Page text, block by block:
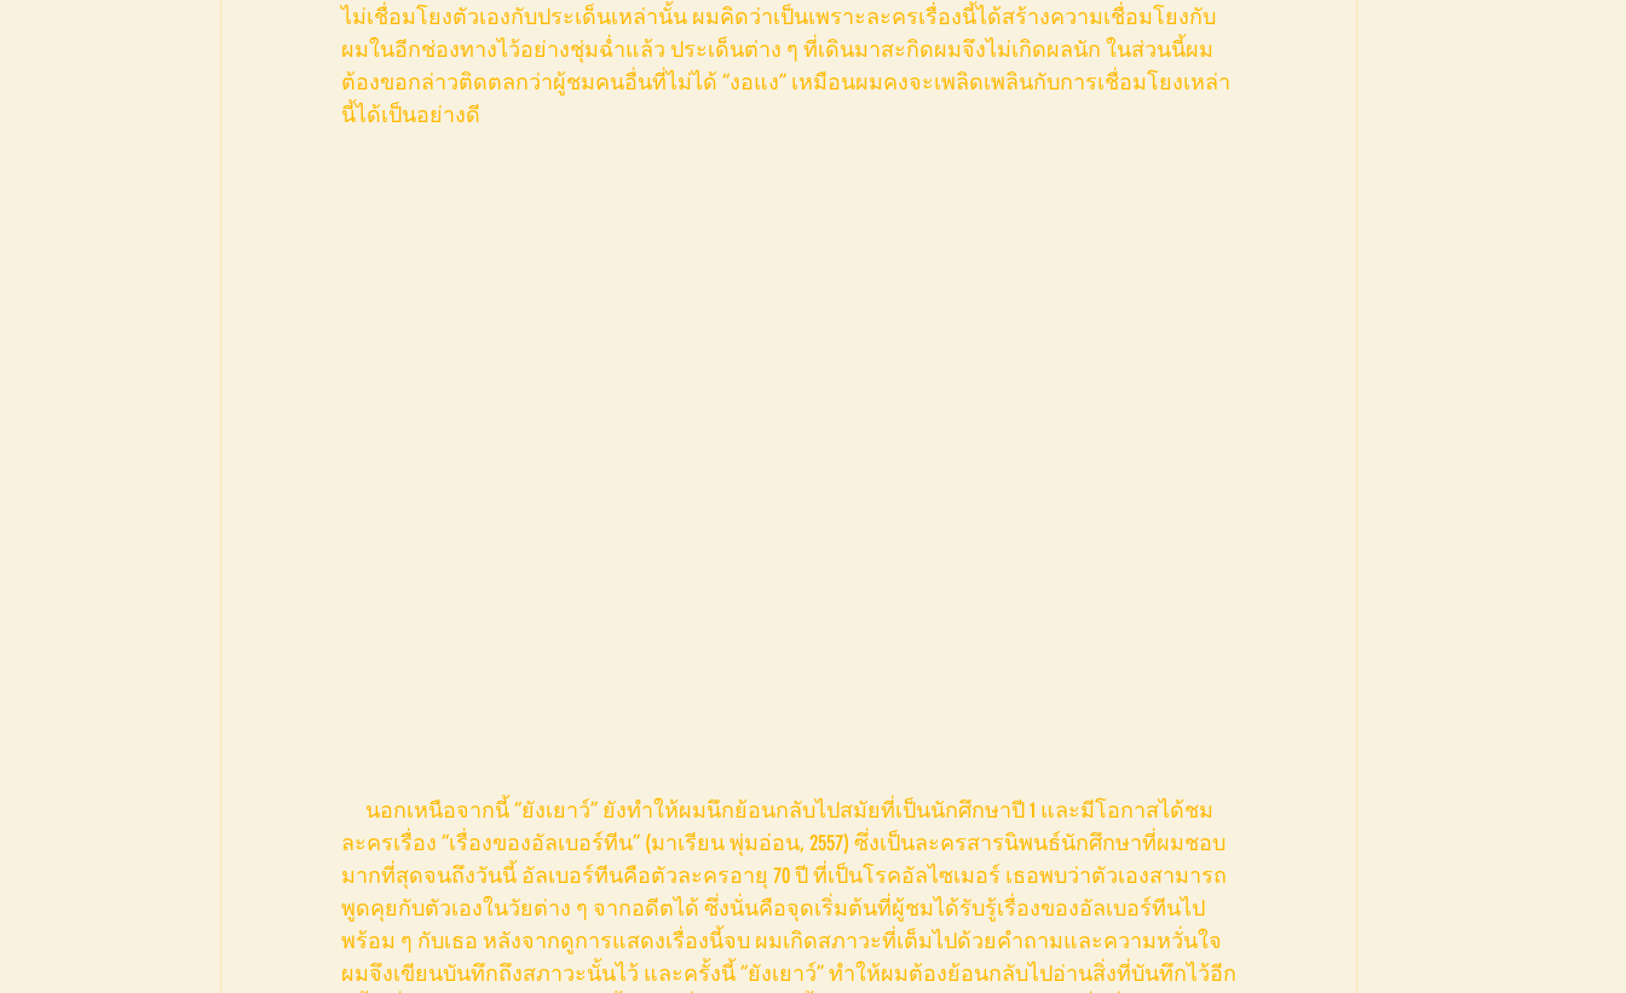
ไม่เชื่อมโยงตัวเองกับประเด็นเหล่านั้น ผมคิดว่าเป็นเพราะละครเรื่องนี้ได้สร้างความเชื่อมโยงกับ
ผมในอีกช่องทางไว้อย่างชุ่มฉ่ำแล้ว ประเด็นต่าง ๆ ที่เดินมาสะกิดผมจึงไม่เกิดผลนัก ในส่วนนี้ผม
ต้องขอกล่าวติดตลกว่าผู้ชมคนอื่นที่ไม่ได้ “งอแง” เหมือนผมคงจะเพลิดเพลินกับการเชื่อมโยงเหล่า
นี้ได้เป็นอย่างดี
ละครเรื่อง “เรื่องของอัลเบอร์ทีน” (มาเรียน พุ่มอ่อน, 2557) ซึ่งเป็นละครสารนิพนธ์นักศึกษาที่ผมชอบ
มากที่สุดจนถึงวันนี้ อัลเบอร์ทีนคือตัวละครอายุ 70 ปี ที่เป็นโรคอัลไซเมอร์ เธอพบว่าตัวเองสามารถ
พูดคุยกับตัวเองในวัยต่าง ๆ จากอดีตได้ ซึ่งนั่นคือจุดเริ่มต้นที่ผู้ชมได้รับรู้เรื่องของอัลเบอร์ทีนไป
พร้อม ๆ กับเธอ หลังจากดูการแสดงเรื่องนี้จบ ผมเกิดสภาวะที่เต็มไปด้วยคำถามและความหวั่นใจ
ผมจึงเขียนบันทึกถึงสภาวะนั้นไว้ และครั้งนี้ “ยังเยาว์” ทำให้ผมต้องย้อนกลับไปอ่านสิ่งที่บันทึกไว้อีก